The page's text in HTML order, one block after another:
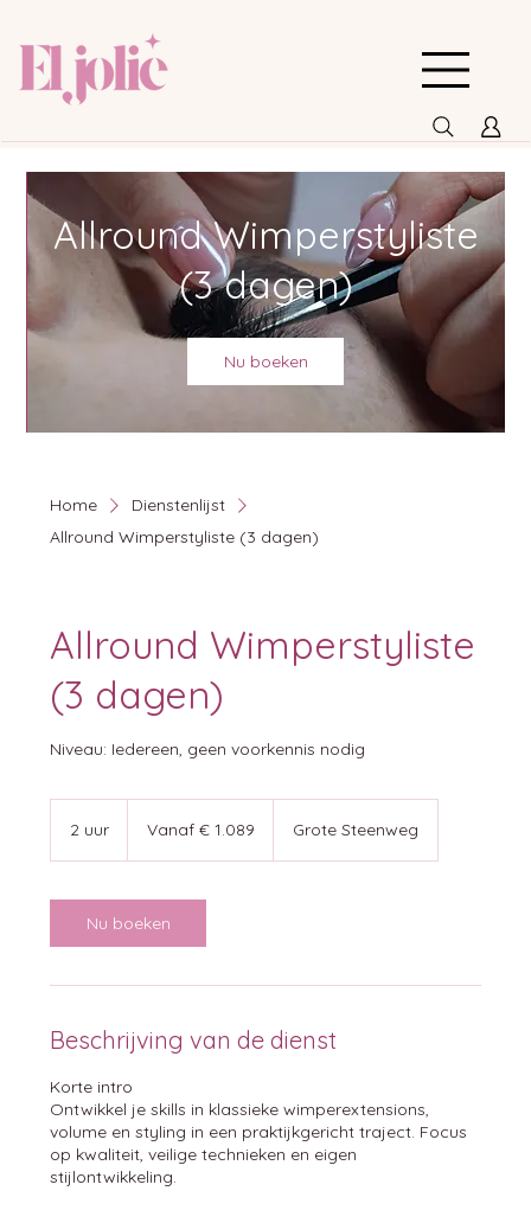
Allround Wimperstyliste
(3 dagen)
Nu boeken
Home
Dienstenlijst
Allround Wimperstyliste (3 dagen)
Allround Wimperstyliste
(3 dagen)
Niveau: Iedereen, geen voorkennis nodig
2 uur
r
euroVanaf € 1.089 Grote Steenweg
Nu boeken
Beschrijving van de dienst
Korte intro
Ontwikkel je skills in klassieke wimperextensions,
volume en styling in een praktijkgericht traject. Focus
op kwaliteit, veilige technieken en eigen
stijlontwikkeling.